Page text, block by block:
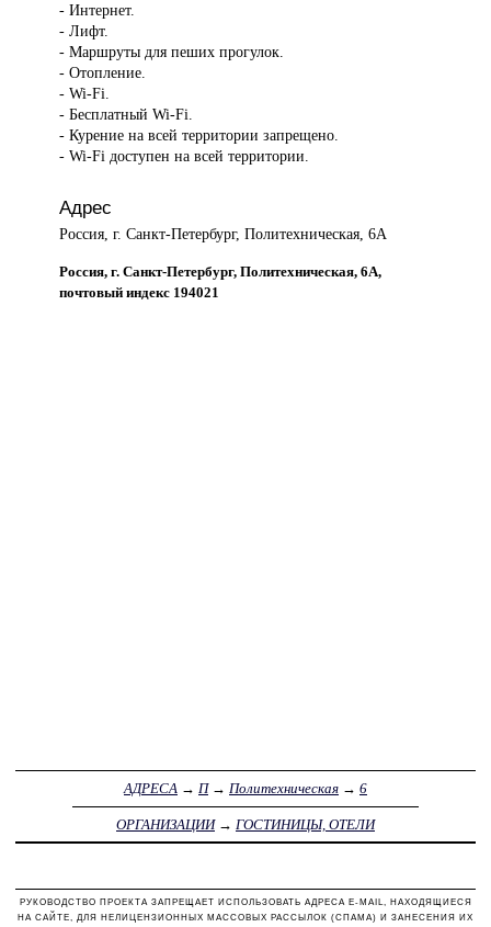
- Интернет.
- Лифт.
- Маршруты для пеших прогулок.
- Отопление.
- Wi-Fi.
- Бесплатный Wi-Fi.
- Курение на всей территории запрещено.
- Wi-Fi доступен на всей территории.
Адрес
Россия, г. Санкт-Петербург, Политехническая, 6А
Россия, г. Санкт-Петербург, Политехническая, 6А,
почтовый индекс 194021
АДРЕСА → П→ Политехническая → 6
ОРГАНИЗАЦИИ→ ГОСТИНИЦЫ, ОТЕЛИ
РУКОВОДСТВО ПРОЕКТА ЗАПРЕЩАЕТ ИСПОЛЬЗОВАТЬ АДРЕСА E-MAIL, НАХОДЯЩИЕСЯ
НА САЙТЕ, ДЛЯ НЕЛИЦЕНЗИОННЫХ МАССОВЫХ РАССЫЛОК (СПАМА) И ЗАНЕСЕНИЯ ИХ